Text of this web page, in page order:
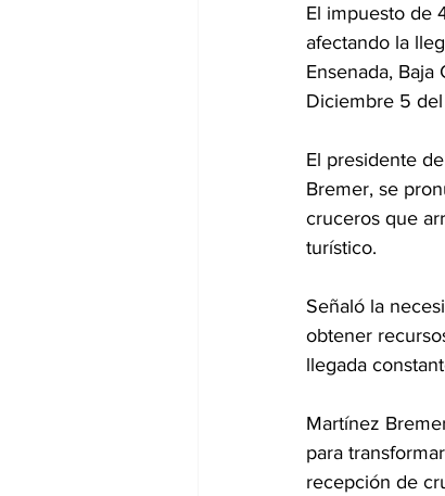
El impuesto de
afectando la
Ensenada, Baja
Diciembre 5
El presidente
Bremer, se
cruceros que
turístico.
Señaló la
obtener
llegada
Martínez
para
recepción de